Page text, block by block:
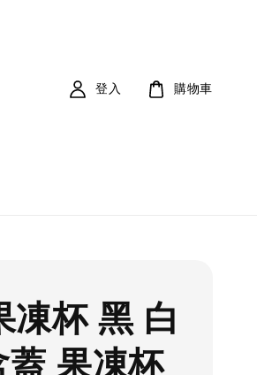
登入 購物車
凍杯 黑 白
蓋 果凍杯